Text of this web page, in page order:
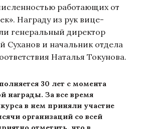
работающих от
Награду из рук вице-
генеральный директор
и начальник отдела
Наталья Токунова.
30 лет с момента
награды. За все время
в нем приняли участие
организаций со всей